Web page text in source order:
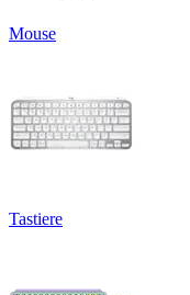
Mouse
Tastiere